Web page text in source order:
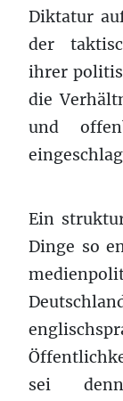
Diktatur
der
ihrer
die
und
Ein
Dinge so
sei